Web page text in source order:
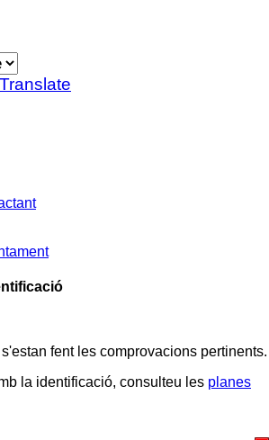
Translate
fent les comprovacions pertinents.
la identificació, consulteu les planes